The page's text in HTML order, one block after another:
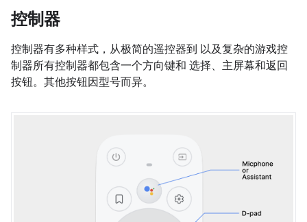
控制器
控制器有多种样式，从极简的遥控器到 以及复杂的游戏控
制器所有控制器都包含一个方向键和 选择、主屏幕和返回
按钮。其他按钮因型号而异。